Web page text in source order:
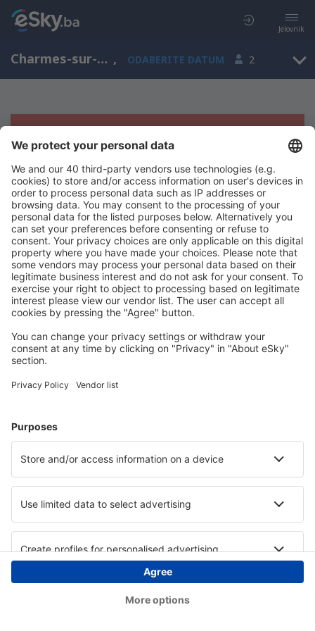
Jelovnik
Charmes-sur-Rhône, Rona-Alpi, Francuska , ODABERITE DATUM 2
Žao nam je, ne možemo da prikažemo
rezultate
Pokušajte još jednom kad izaberete druge kriterijume
Copyright © eSky.ba. Sva prava zadržana.